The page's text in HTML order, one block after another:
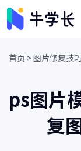
首页 >图片修复技
ps图片
复